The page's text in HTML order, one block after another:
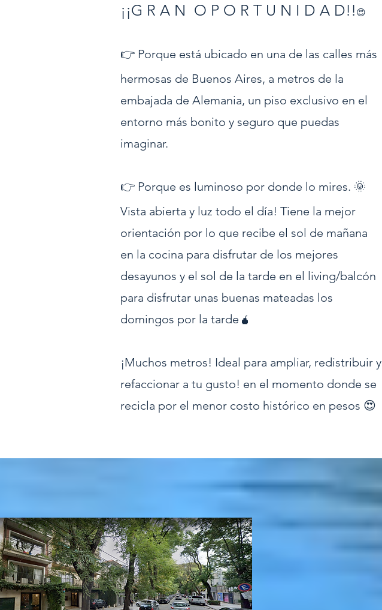
¡¡G R A N O P O R T U N I D A D!! 😍
👉 Porque está ubicado en una de las calles más
hermosas de Buenos Aires, a metros de la
embajada de Alemania, un piso exclusivo en el
entorno más bonito y seguro que puedas
imaginar.
👉 Porque es luminoso por donde lo mires. 🌞
Vista abierta y luz todo el día! Tiene la mejor
orientación por lo que recibe el sol de mañana
en la cocina para disfrutar de los mejores
desayunos y el sol de la tarde en el living/balcón
para disfrutar unas buenas mateadas los
domingos por la tarde🧉
¡Muchos metros! Ideal para ampliar, redistribuir y
refaccionar a tu gusto! en el momento donde se
recicla por el menor costo histórico en pesos 😍